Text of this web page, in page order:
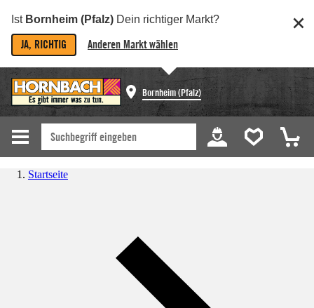
Ist Bornheim (Pfalz) Dein richtiger Markt?
JA, RICHTIG Anderen Markt wählen
Bornheim (Pfalz)
Startseite